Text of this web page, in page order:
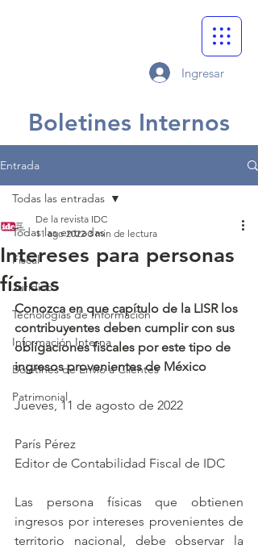
Ingresar
Boletines Internos
Entrada
Todas las entradas
Fiscal
Jurídico
Tecnologías de Información
Información Interna
Boletines de Envío a Clientes
Patrimonial
Todas las entradas
Intereses para personas
físicas
De la revista IDC
11 ago 2022 3 min de lectura
Conozca en que capítulo de la LISR los
contribuyentes deben cumplir con sus
obligaciones fiscales por este tipo de
ingresos provenientes de México
Jueves, 11 de agosto de 2022
París Pérez
Editor de Contabilidad Fiscal de IDC
Las persona físicas que obtienen
ingresos por intereses provenientes de
territorio nacional, debe observar la